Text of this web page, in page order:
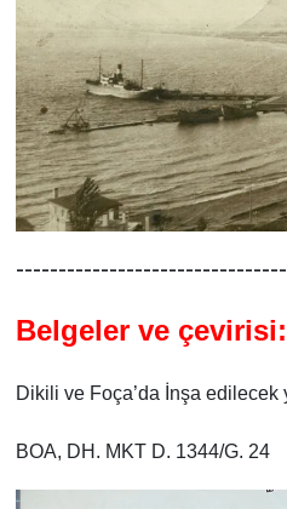
Belgeler ve çevirisi:
Dikili ve Foça’da İnşa edilecek
BOA, DH. MKT D. 1344/G. 24